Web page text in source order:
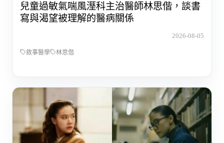
兒童過敏氣喘風溼科主治醫師林思偕，談書
寫與渴望被理解的醫病關係
2026-08-05
敘事醫學 林思偕